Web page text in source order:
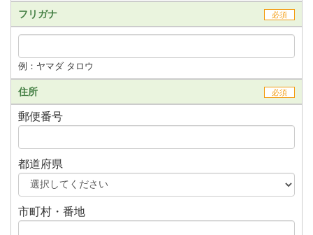
フリガナ 必須
例：ヤマダ タロウ
住所 必須
郵便番号
都道府県
市町村・番地